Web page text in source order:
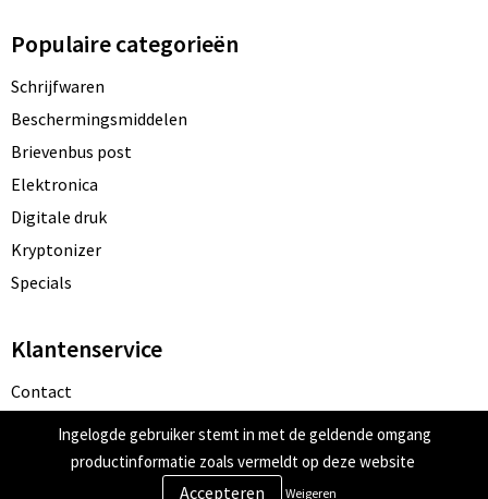
Populaire categorieën
Schrijfwaren
Beschermingsmiddelen
Brievenbus post
Elektronica
Digitale druk
Kryptonizer
Specials
Klantenservice
Contact
Bestelling & Bezorging
Betaalmethoden
Ingelogde gebruiker stemt in met de geldende omgang
productinformatie zoals vermeldt op deze website
Weigeren